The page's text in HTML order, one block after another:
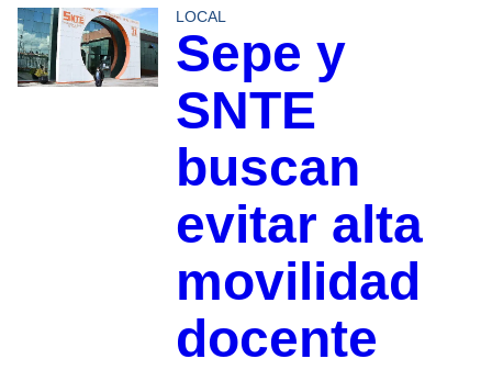
LOCAL
Sepe y
SNTE
buscan
evitar alta
movilidad
docente